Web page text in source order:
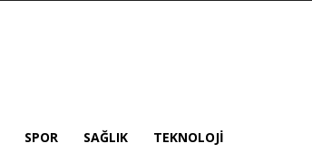
SPOR SAĞLIK TEKNOLOJI